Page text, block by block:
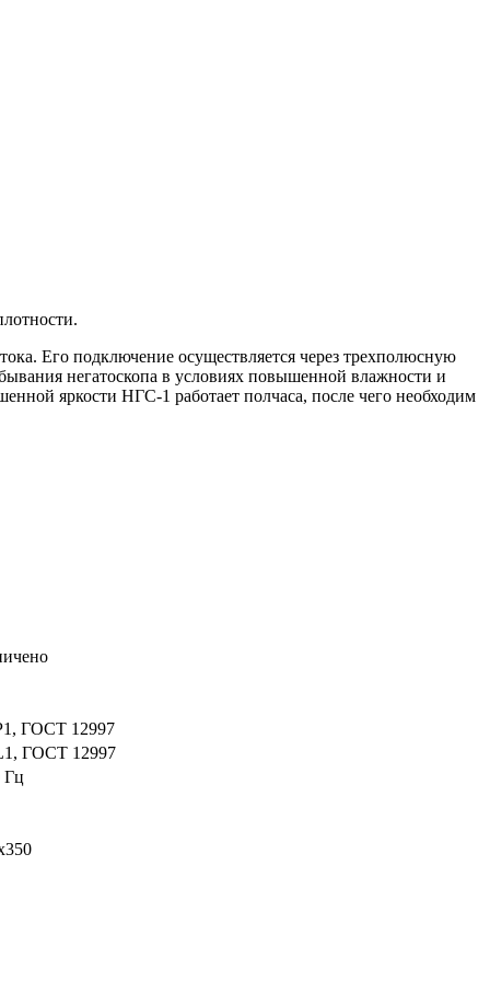
Его подключение осуществляется через трехполюсную
негатоскопа в условиях повышенной влажности и
яркости НГС-1 работает полчаса, после чего необходим
ГОСТ 12997
ГОСТ 12997
Гц